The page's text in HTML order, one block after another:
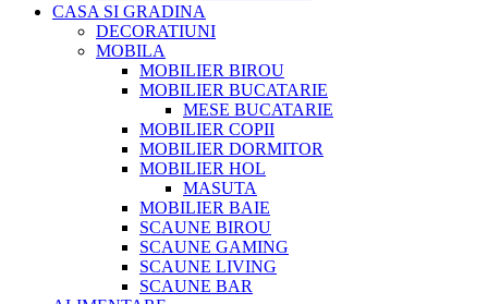
CASA SI GRADINA
DECORATIUNI
MOBILA
MOBILIER BIROU
MOBILIER BUCATARIE
MESE BUCATARIE
MOBILIER COPII
MOBILIER DORMITOR
MOBILIER HOL
MASUTA
MOBILIER BAIE
SCAUNE BIROU
SCAUNE GAMING
SCAUNE LIVING
SCAUNE BAR